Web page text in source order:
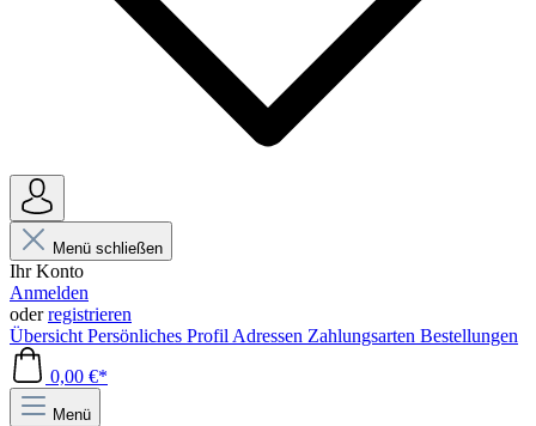
Menü schließen
Ihr Konto
Anmelden
oderregistrieren
Übersicht Persönliches Profil Adressen Zahlungsarten Bestellungen
0,00 €*
Menü